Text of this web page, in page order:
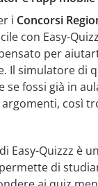
i Concorsi
con Easy-
per
Il simulatore di
se fossi già in
così
Easy-Quizzz è
di